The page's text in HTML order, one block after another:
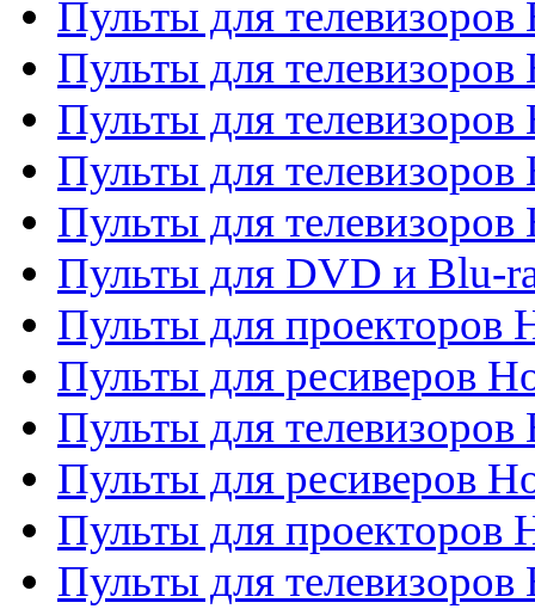
Пульты для телевизоров
Пульты для телевизоров
Пульты для телевизоров
Пульты для телевизоров
Пульты для телевизоров
Пульты для DVD и Blu-
Пульты для проекторов
Пульты для ресиверов
Пульты для
Пульты для ресиверов
Пульты для проекторов
Пульты для телевизоров